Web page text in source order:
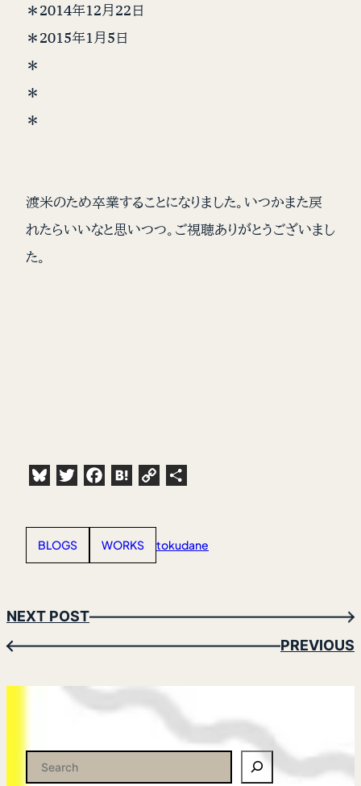
＊2014年12月22日
＊2015年1月5日
＊
＊
＊
渡米のため卒業することになりました。いつかまた戻
れたらいいなと思いつつ。ご視聴ありがとうございまし
た。
BlueskyTwitterFacebookHatenaCopy
BLOGS WORKS tokudane
NEXT POST
→
←
PREVIOUS